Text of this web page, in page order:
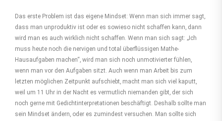
Das erste Problem ist das eigene Mindset: Wenn man sich immer sagt,
dass man unproduktiv ist oder es sowieso nicht schaffen kann, dann
wird man es auch wirklich nicht schaffen. Wenn man sich sagt: „Ich
muss heute noch die nervigen und total überflüssigen Mathe-
Hausaufgaben machen“, wird man sich noch unmotivierter fühlen,
wenn man vor den Aufgaben sitzt. Auch wenn man Arbeit bis zum
letzten möglichen Zeitpunkt aufschiebt, macht man sich viel kaputt,
weil um 11 Uhr in der Nacht es vermutlich niemanden gibt, der sich
noch gerne mit Gedichtinterpretationen beschäftigt. Deshalb sollte man
sein Mindset ändern, oder es zumindest versuchen. Man sollte sich